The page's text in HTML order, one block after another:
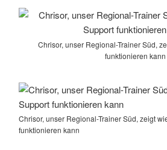
Chrisor, unser Regional-Trainer Süd,
funktionieren kann
Chrisor, unser Regional-Trainer Süd, zeigt
funktionieren kann